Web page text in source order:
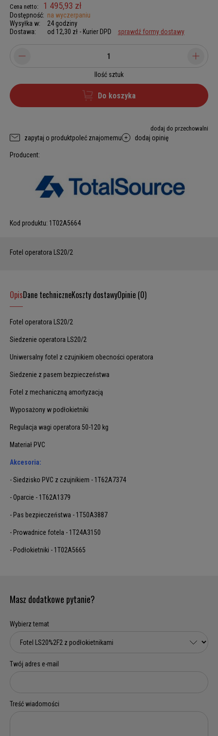
Cena netto: 1 495,93 zł
Dostępność: na wyczerpaniu
Wysyłka w:
24 godziny
Dostawa:
od 12,30 zł - Kurier DPD sprawdź formy dostawy
Ilość sztuk
Do koszyka
dodaj do przechowalni
zapytaj o produktpoleć znajomemu dodaj opinię
Producent:
Kod produktu: 1T02A5664
Fotel operatora LS20/2
OpisDane techniczneKoszty dostawyOpinie (0)
Fotel operatora LS20/2
Siedzenie operatora LS20/2
Uniwersalny fotel z czujnikiem obecności operatora
Siedzenie z pasem bezpieczeństwa
Fotel z mechaniczną amortyzacją
Wyposażony w podłokietniki
Regulacja wagi operatora 50-120 kg
Materiał PVC
Akcesoria:
- Siedzisko PVC z czujnikiem - 1T62A7374
- Oparcie - 1T62A1379
- Pas bezpieczeństwa - 1T50A3887
- Prowadnice fotela - 1T24A3150
- Podłokietniki - 1T02A5665
Masz dodatkowe pytanie?